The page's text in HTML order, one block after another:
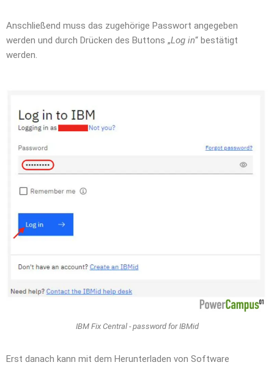
Anschließend muss das zugehörige Passwort angegeben
werden und durch Drücken des Buttons „Log in“ bestätigt
werden.
IBM Fix Central - password for IBMid
Erst danach kann mit dem Herunterladen von Software